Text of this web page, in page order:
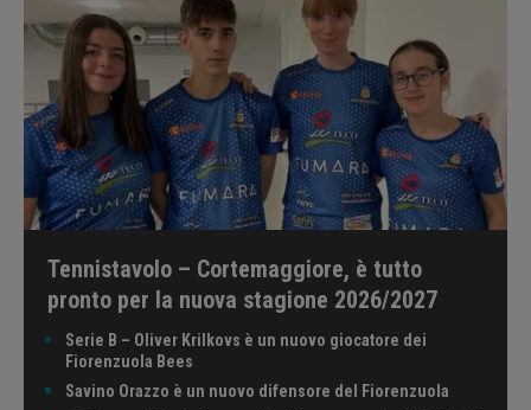
Tennistavolo – Cortemaggiore, è tutto
pronto per la nuova stagione 2026/2027
Serie B – Oliver Krilkovs è un nuovo giocatore dei
Fiorenzuola Bees
Savino Orazzo è un nuovo difensore del Fiorenzuola